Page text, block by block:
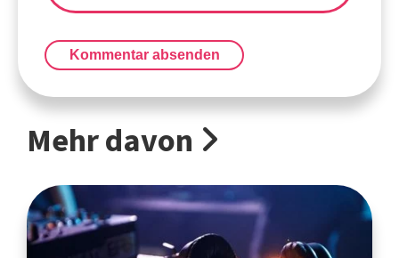
Kommentar absenden
Mehr davon